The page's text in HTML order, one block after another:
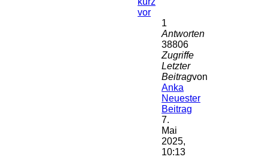
vor
1
Antworten
38806
Zugriffe
Letzter
Beitragvon
Anka
Neuester
Beitrag
7.
Mai
2025,
10:13